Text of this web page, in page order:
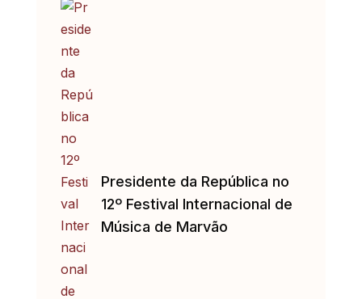
Presidente da República no
12º Festival Internacional de
Música de Marvão